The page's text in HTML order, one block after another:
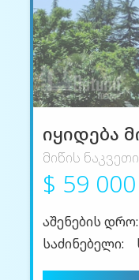
იყიდება
მიწის ნაკვეთი
$ 59 000
აშენების დრო:
საძინებელი: